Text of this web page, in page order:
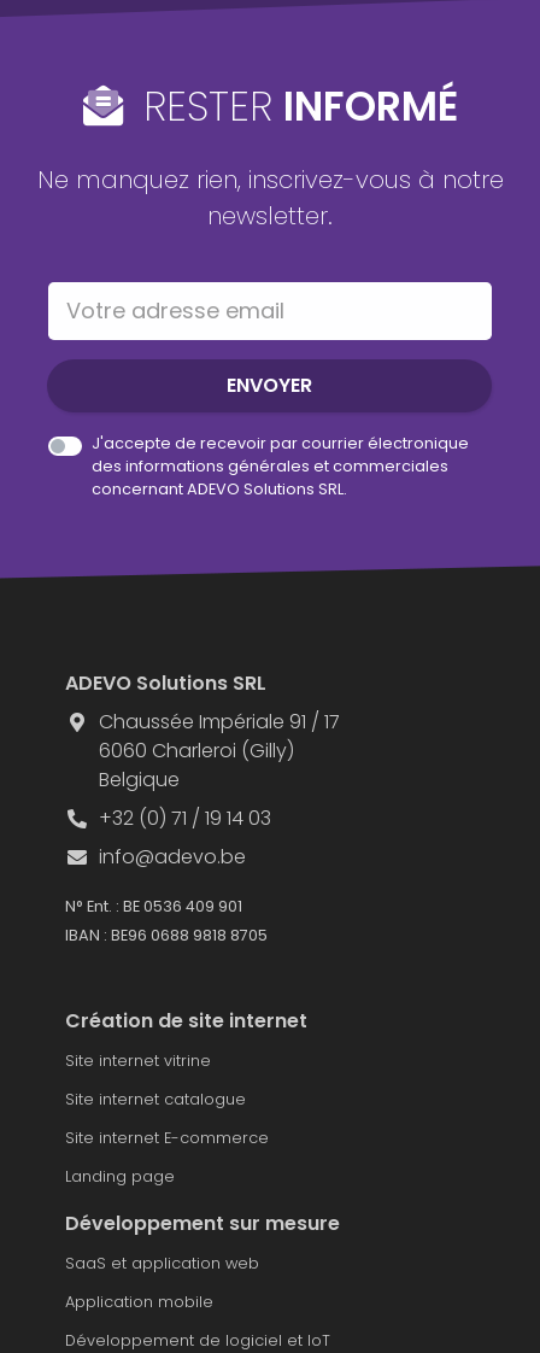
RESTER INFORMÉ
Ne manquez rien, inscrivez-vous à notre
newsletter.
Votre adresse email
ENVOYER
J'accepte de recevoir par courrier électronique
des informations générales et commerciales
concernant ADEVO Solutions SRL.
ADEVO Solutions SRL
Chaussée Impériale 91 / 17
6060 Charleroi (Gilly)
Belgique
+32 (0) 71 / 19 14 03
info@adevo.be
N° Ent. : BE 0536 409 901
IBAN : BE96 0688 9818 8705
Création de site internet
Site internet vitrine
Site internet catalogue
Site internet E-commerce
Landing page
Développement sur mesure
SaaS et application web
Application mobile
Développement de logiciel et IoT